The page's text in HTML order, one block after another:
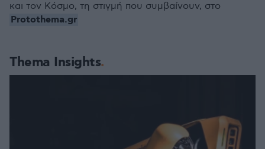
Thema Insights
και τον Κόσμο, τη στιγμή που συμβαίνουν, στο
Protothema.gr